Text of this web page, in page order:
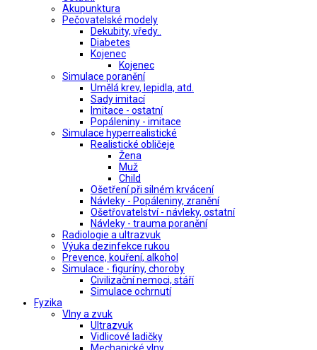
Akupunktura
Pečovatelské modely
Dekubity, vředy..
Diabetes
Kojenec
Kojenec
Simulace poranění
Umělá krev, lepidla, atd.
Sady imitací
Imitace - ostatní
Popáleniny - imitace
Simulace hyperrealistické
Realistické obličeje
Žena
Muž
Child
Ošetření při silném krvácení
Návleky - Popáleniny, zranění
Ošetřovatelství - návleky, ostatní
Návleky - trauma poranění
Radiologie a ultrazvuk
Výuka dezinfekce rukou
Prevence, kouření, alkohol
Simulace - figuríny, choroby
Civilizační nemoci, stáří
Simulace ochrnutí
Fyzika
Vlny a zvuk
Ultrazvuk
Vidlicové ladičky
Mechanické vlny